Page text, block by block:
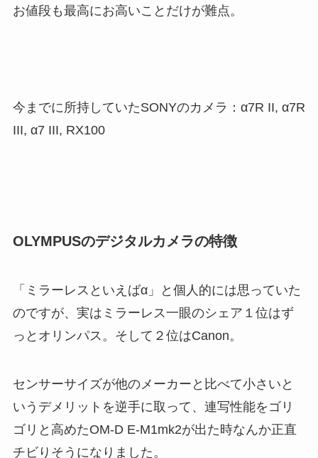
お値段も最高にお高いことだけが難点。
今までに所持していたSONYのカメラ：α7R II, α7R
III, α7 III, RX100
OLYMPUSのデジタルカメラの特徴
「ミラーレスといえばα」と個人的には思っていた
のですが、実はミラーレス一眼のシェア１位はず
っとオリンパス。そして２位はCanon。
センサーサイズが他のメーカーと比べて小さいと
いうデメリットを逆手に取って、連写性能をゴリ
ゴリと高めたOM-D E-M1mk2が出た時なんか正直
チビりそうになりました。